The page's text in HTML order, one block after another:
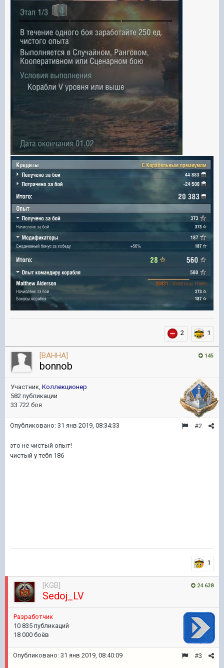
2 1
145
[BAHHA]
bonnob
Участник, Коллекционер
582 публикации
33 722 боя
#2
Опубликовано: 31 янв 2019, 08:34:33
это не чистый опыт!
чистый у тебя 186
1
24 638
[KGB]
Sedoj_LV
Pазработчик
10 835 публикаций
18 000 боёв
#3
Опубликовано: 31 янв 2019, 08:40:09